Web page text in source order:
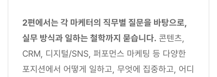
2편에서는 각 마케터의 직무별 질문을 바탕으로,
실무 방식과 일하는 철학까지 묻습니다. 콘텐츠,
CRM, 디지털/SNS, 퍼포먼스 마케팅 등 다양한
포지션에서 어떻게 일하고, 무엇에 집중하고, 어디